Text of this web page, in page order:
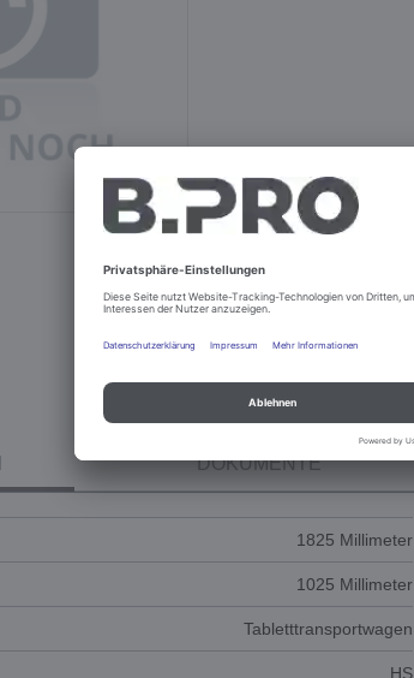
DOKUMENTE
1825 Millimeter
1025 Millimeter
Tabletttransportwagen
HS